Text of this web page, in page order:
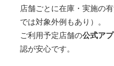
店舗ごとに在庫・実施の
では対象外例もあり）。
ご利用予定店舗の公式ア
認が安心です。